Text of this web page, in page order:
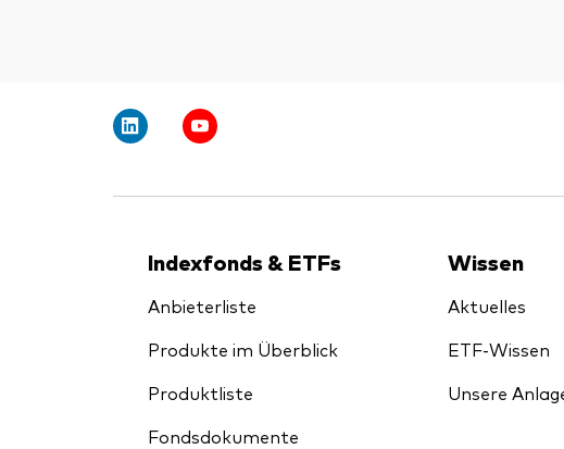
Indexfonds & ETFs
Anbieterliste
Produkte im Überblick
Produktliste
Fondsdokumente
Wissen
Aktuelles
ETF-Wissen
Unsere